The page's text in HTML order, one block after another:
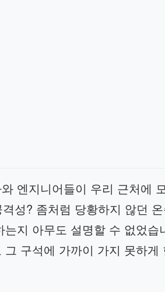
엔지니어들이 우리 근처에
성? 좀처럼 당황하지 않던
지 아무도 설명할 수 없었습
구석에 가까이 가지 못하게